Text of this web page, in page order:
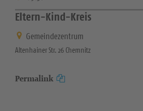
Eltern-Kind-Kreis
Gemeindezentrum
Altenhainer Str. 26 Chemnitz
Permalink